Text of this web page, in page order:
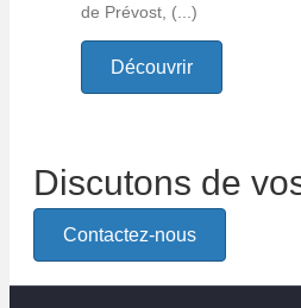
de Prévost, (...)
Découvrir
Discutons de
Contactez-nous